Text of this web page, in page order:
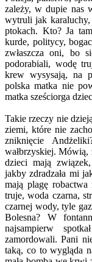
zależy, w dupie nas
wytruli jak karaluchy,
ptokach. Kto? Ja
kurde, politycy,
zwłaszcza oni, bo
podorabiali, wodę
krew wysysają, na
polska matka nie
matka sześciorga
Takie rzeczy nie
ziemi, które nie
zniknięcie
wałbrzyskiej. Mówią,
dzieci mają
jakby zdradzała mi
mają plagę
truje, woda czarna,
czarnej wody, tyle
Bolesna? W
najsampierw
zamordowali. Pani
taką, co to wygląda